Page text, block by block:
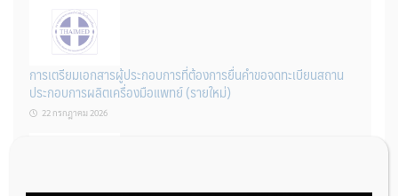
การเตรียมเอกสารผู้ประกอบการที่ต้องการยื่นคำขอจดทะเบียนสถาน
ประกอบการผลิตเครื่องมือแพทย์ (รายใหม่)
22 กรกฎาคม 2026